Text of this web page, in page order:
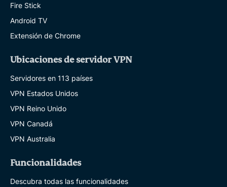
Fire Stick
Android TV
Extensión de Chrome
Ubicaciones de servidor VPN
Servidores en 113 países
VPN Estados Unidos
VPN Reino Unido
VPN Canadá
VPN Australia
Funcionalidades
Descubra todas las funcionalidades